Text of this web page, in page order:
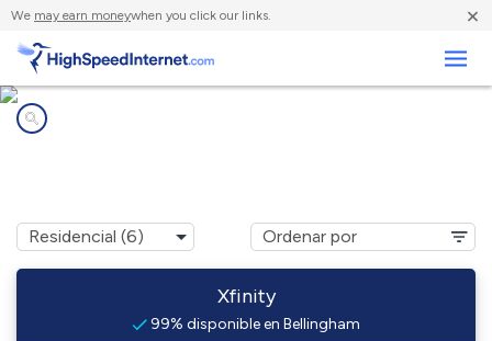
We may earn moneywhen you click our links. ×
Xfinity
99% disponible en Bellingham